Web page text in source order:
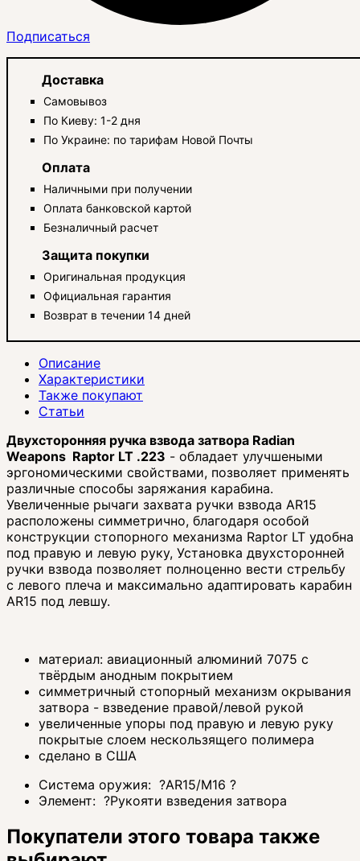
Подписаться
Доставка
Самовывоз
По Киеву: 1-2 дня
По Украине: по тарифам Новой Почты
Оплата
Наличными при получении
Оплата банковской картой
Безналичный расчет
Защита покупки
Оригинальная продукция
Официальная гарантия
Возврат в течении 14 дней
Описание
Характеристики
Также покупают
Статьи
Двухсторонняя ручка взвода затвора Radian
Weapons Raptor LT .223 - обладает улучшеными
эргономическими свойствами, позволяет применять
различные способы заряжания карабина.
Увеличенные рычаги захвата ручки взвода AR15
расположены симметрично, благодаря особой
конструкции стопорного механизма Raptor LT удобна
под правую и левую руку, Установка двухсторонней
ручки взвода позволяет полноценно вести стрельбу
с левого плеча и максимально адаптировать карабин
AR15 под левшу.
материал: авиационный алюминий 7075 с
твёрдым анодным покрытием
симметричный стопорный механизм окрывания
затвора - взведение правой/левой рукой
увеличенные упоры под правую и левую руку
покрытые слоем нескользящего полимера
сделано в США
Система оружия: ?AR15/M16 ?
Элемент: ?Рукояти взведения затвора
Покупатели этого товара также